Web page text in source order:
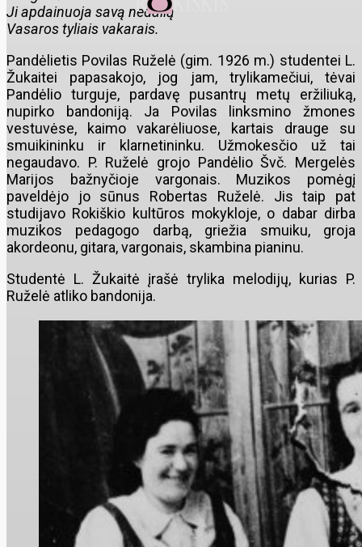
Ji apdainuoja savą nedalią
Vasaros tyliais vakarais.
Pandėlietis Povilas Ruželė (gim. 1926 m.) studentei L.
Žukaitei papasakojo, jog jam, trylikamečiui, tėvai
Pandėlio turguje, pardavę pusantrų metų eržiliuką,
nupirko bandoniją. Ja Povilas linksmino žmones
vestuvėse, kaimo vakarėliuose, kartais drauge su
smuikininku ir klarnetininku. Užmokesčio už tai
negaudavo. P. Ruželė grojo Pandėlio Švč. Mergelės
Marijos bažnyčioje vargonais. Muzikos pomėgį
paveldėjo jo sūnus Robertas Ruželė. Jis taip pat
studijavo Rokiškio kultūros mokykloje, o dabar dirba
muzikos pedagogo darbą, griežia smuiku, groja
akordeonu, gitara, vargonais, skambina pianinu.
Studentė L. Žukaitė įrašė trylika melodijų, kurias P.
Ruželė atliko bandonija.